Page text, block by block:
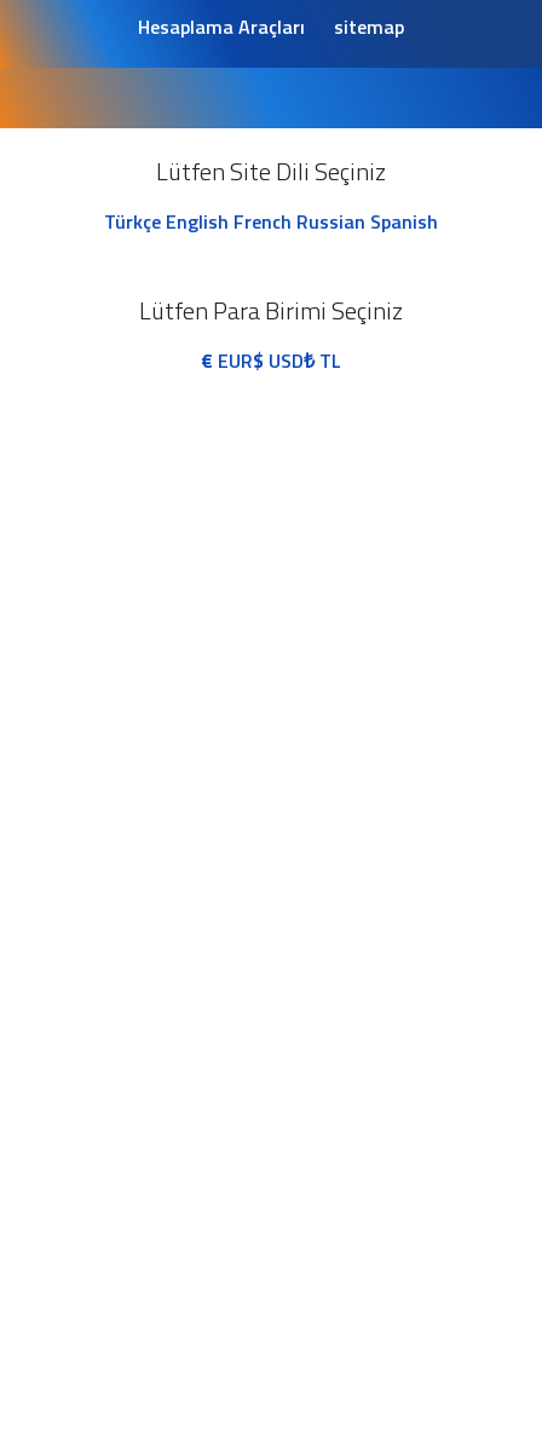
Hesaplama Araçları
sitemap
Lütfen Site Dili Seçiniz
Türkçe English French Russian Spanish
Lütfen Para Birimi Seçiniz
€ EUR$ USD₺TL